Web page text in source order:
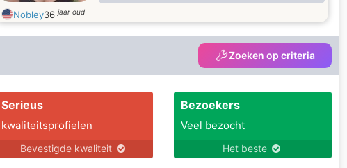
understanding and i just dont give up if i want
something..
Nobley36jaar oud
Zoeken op criteria
Serieus
kwaliteitsprofielen
Bevestigde kwaliteit
Bezoekers
Veel bezocht
Het beste